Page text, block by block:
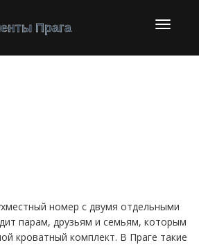
номер с двумя отдельными
парам, друзьям и семьям, которым
кроватный комплект. В Праге такие